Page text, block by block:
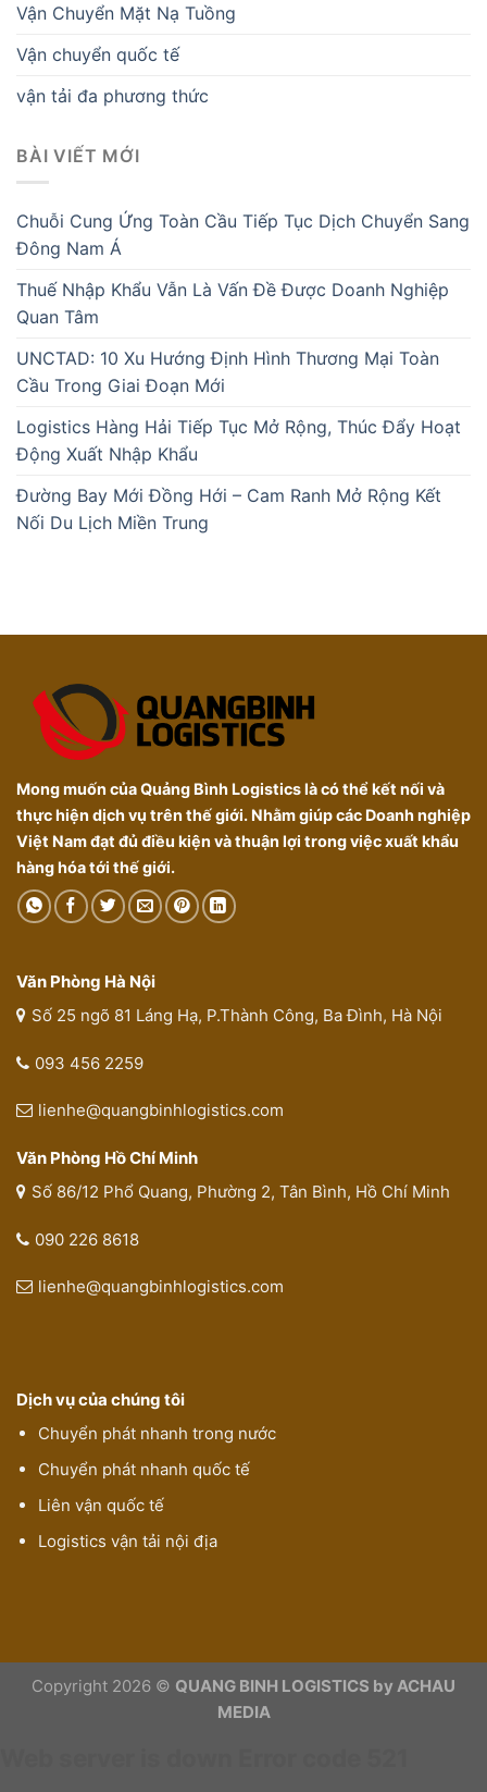
Vận Chuyển Mặt Nạ Tuồng
Vận chuyển quốc tế
vận tải đa phương thức
BÀI VIẾT MỚI
Chuỗi Cung Ứng Toàn Cầu Tiếp Tục Dịch Chuyển Sang
Đông Nam Á
Thuế Nhập Khẩu Vẫn Là Vấn Đề Được Doanh Nghiệp
Quan Tâm
UNCTAD: 10 Xu Hướng Định Hình Thương Mại Toàn
Cầu Trong Giai Đoạn Mới
Logistics Hàng Hải Tiếp Tục Mở Rộng, Thúc Đẩy Hoạt
Động Xuất Nhập Khẩu
Đường Bay Mới Đồng Hới – Cam Ranh Mở Rộng Kết
Nối Du Lịch Miền Trung
Mong muốn của Quảng Bình Logistics là có thể kết nối và
thực hiện dịch vụ trên thế giới. Nhằm giúp các Doanh nghiệp
Việt Nam đạt đủ điều kiện và thuận lợi trong việc xuất khẩu
hàng hóa tới thế giới.
Văn Phòng Hà Nội
Số 25 ngõ 81 Láng Hạ, P.Thành Công, Ba Đình, Hà Nội
093 456 2259
lienhe@quangbinhlogistics.com
Văn Phòng Hồ Chí Minh
Số 86/12 Phổ Quang, Phường 2, Tân Bình, Hồ Chí Minh
090 226 8618
lienhe@quangbinhlogistics.com
Dịch vụ của chúng tôi
Chuyển phát nhanh trong nước
Chuyển phát nhanh quốc tế
Liên vận quốc tế
Logistics vận tải nội địa
Copyright 2026 © QUANG BINH LOGISTICS by ACHAU
MEDIA